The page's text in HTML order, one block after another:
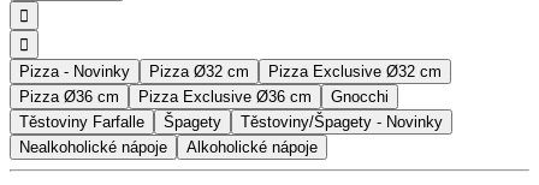


Pizza - Novinky
Pizza Ø32 cm
Pizza Exclusive Ø32 cm
Pizza Ø36 cm
Pizza Exclusive Ø36 cm
Gnocchi
Těstoviny Farfalle
Špagety
Těstoviny/Špagety - Novinky
Nealkoholické nápoje
Alkoholické nápoje